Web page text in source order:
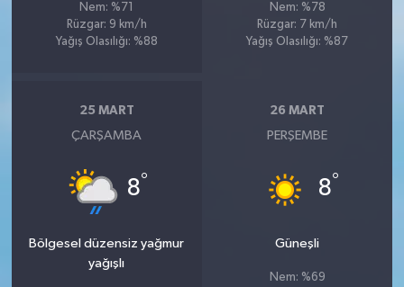
Nem: %71
Rüzgar: 9 km/h
Yağış Olasılığı: %88
Nem: %78
Rüzgar: 7 km/h
Yağış Olasılığı: %87
25 MART
ÇARŞAMBA
8°
Bölgesel düzensiz yağmur
yağışlı
26 MART
PERŞEMBE
8°
Güneşli
Nem: %69